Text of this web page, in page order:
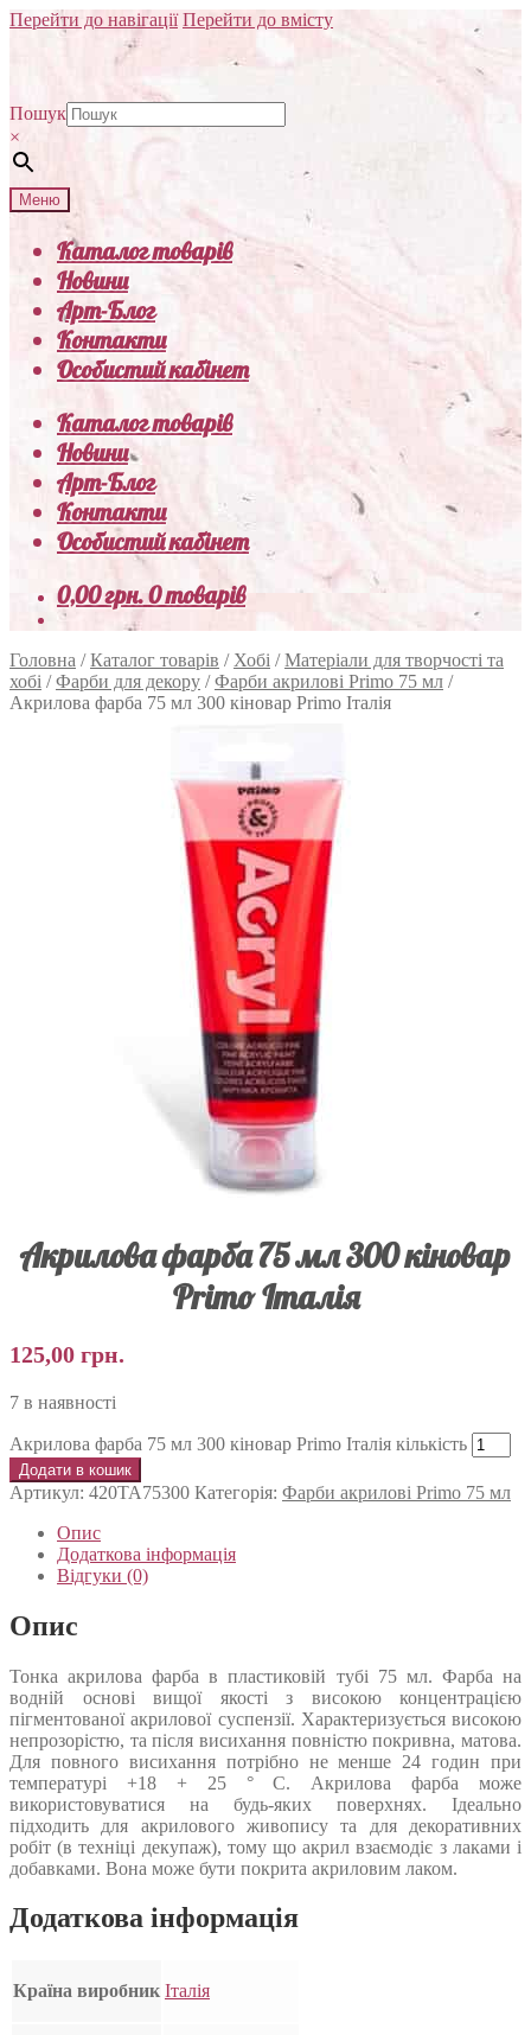
Перейти до навігації Перейти до вмісту
Пошук
×
Меню
Каталог товарів
Новини
Арт-Блог
Контакти
Особистий кабінет
Каталог товарів
Новини
Арт-Блог
Контакти
Особистий кабінет
0,00грн.0 товарів
Головна /Каталог товарів / Хобі /Матеріали для творчості та
хобі /Фарби для декору /Фарби акрилові Primo 75 мл /
Акрилова фарба 75 мл 300 кіновар Primo Італія
Акрилова фарба 75 мл 300 кіновар
Primo Італія
125,00 грн.
7 в наявності
Акрилова фарба 75 мл 300 кіновар Primo Італія кількість
Додати в кошик
Артикул: 420TA75300 Категорія: Фарби акрилові Primo 75 мл
Опис
Додаткова інформація
Відгуки (0)
Опис
Тонка акрилова фарба в пластиковій тубі 75 мл. Фарба на
водній основі вищої якості з високою концентрацією
пігментованої акрилової суспензії. Характеризується високою
непрозорістю, та після висихання повністю покривна, матова.
Для повного висихання потрібно не менше 24 годин при
температурі +18 + 25 ° С. Акрилова фарба може
використовуватися на будь-яких поверхнях. Ідеально
підходить для акрилового живопису та для декоративних
робіт (в техніці декупаж), тому що акрил взаємодіє з лаками і
добавками. Вона може бути покрита акриловим лаком.
Додаткова інформація
Країна виробник Італія